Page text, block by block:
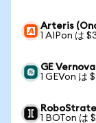
Arteris
1 AIPon は
GE
1 GEVon は
1 BOTon は